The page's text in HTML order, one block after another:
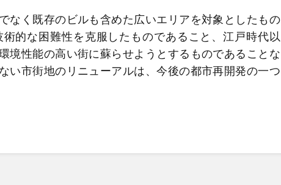
なく既存のビルも含めた広いエリアを対象としたもの
的な困難性を克服したものであること、江戸時代以
境性能の高い街に蘇らせようとするものであることな
い市街地のリニューアルは、今後の都市再開発の一つ